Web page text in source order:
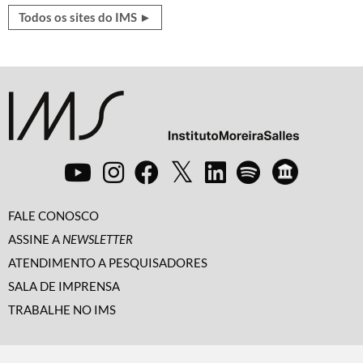
Todos os sites do IMS ►
FALE CONOSCO
ASSINE A NEWSLETTER
ATENDIMENTO A PESQUISADORES
SALA DE IMPRENSA
TRABALHE NO IMS